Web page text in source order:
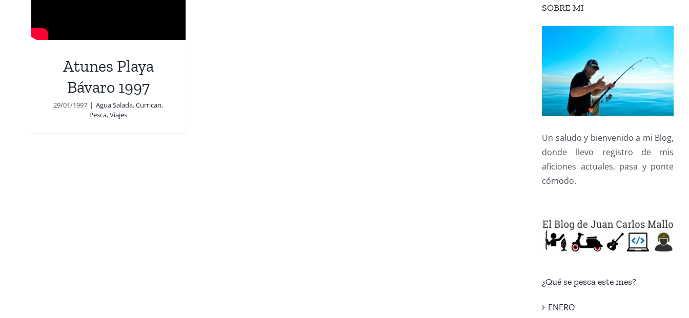
Atunes Playa
Bávaro 1997
29/01/1997 | Agua Salada,Currican,
Pesca,Viajes
SOBRE MI
Un saludo y bienvenido a mi Blog,
donde llevo registro de mis
aficiones actuales, pasa y ponte
cómodo.
¿Qué se pesca este mes?
ENERO